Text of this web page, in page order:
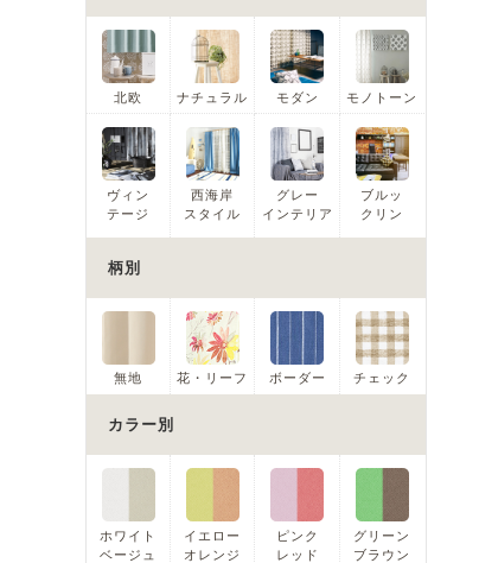
北欧 ナチュラル モダン モノトーン
ヴィン
テージ
西海岸
スタイル
グレー
インテリア
ブルッ
クリン
柄別
無地 花・リーフ ボーダー チェック
カラー別
ホワイト
ベージュ
イエロー
オレンジ
ピンク
レッド
グリーン
ブラウン